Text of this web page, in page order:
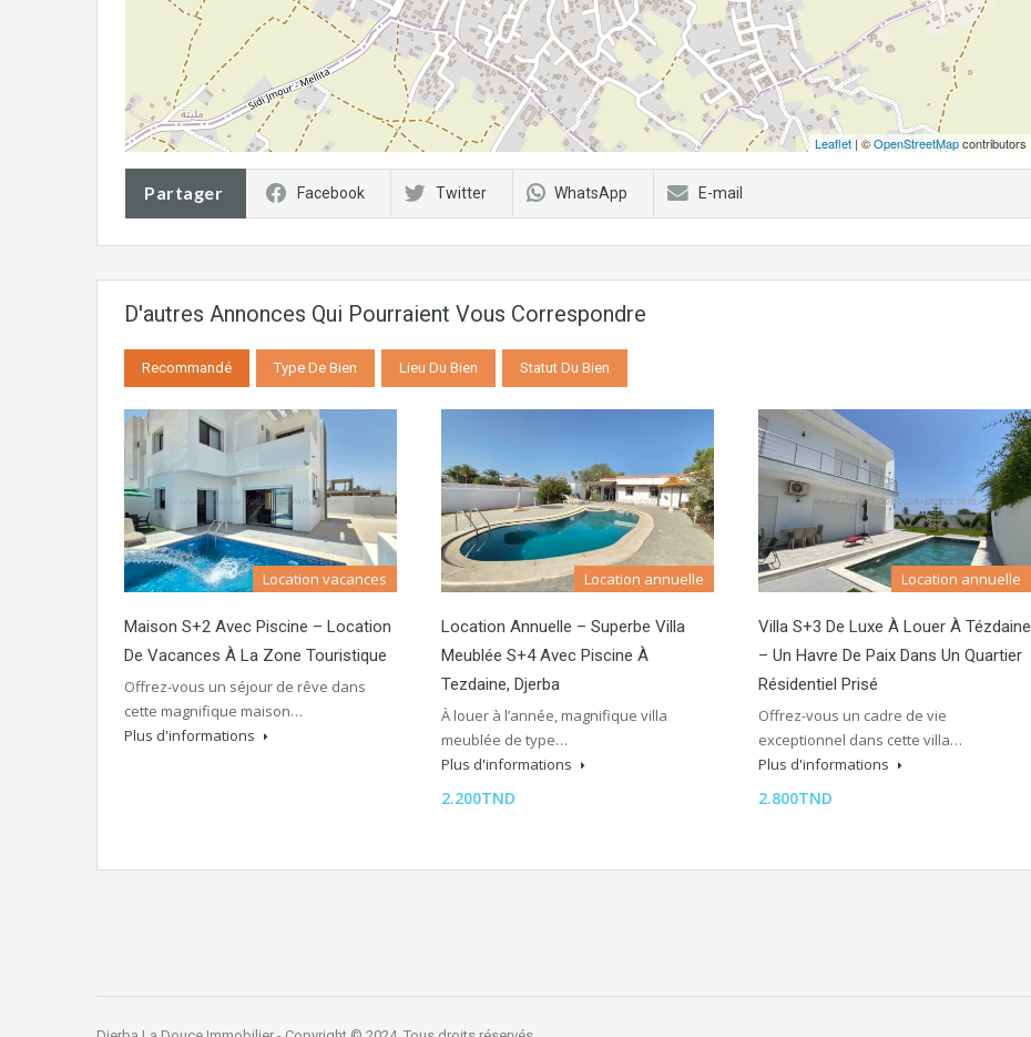
Leaflet | ©OpenStreetMapcontributors
Partager Facebook Twitter WhatsApp E-mail
D'autres Annonces Qui Pourraient Vous Correspondre
Recommandé Type De Bien Lieu Du Bien Statut Du Bien
Location vacances
Maison S+2 Avec Piscine – Location
De Vacances À La Zone Touristique
Offrez-vous un séjour de rêve dans
cette magnifique maison…
Plus d'informations
Location annuelle
Location Annuelle – Superbe Villa
Meublée S+4 Avec Piscine À
Tezdaine, Djerba
À louer à l’année, magnifique villa
meublée de type…
Plus d'informations
2.200TND
Location annuelle
Villa S+3 De Luxe À Louer À Tézdaine
– Un Havre De Paix Dans Un Quartier
Résidentiel Prisé
Offrez-vous un cadre de vie
exceptionnel dans cette villa…
Plus d'informations
2.800TND